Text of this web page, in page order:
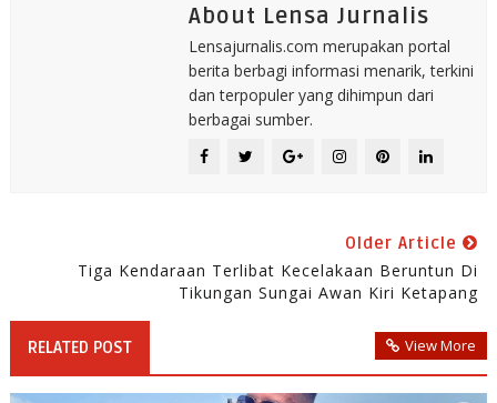
About Lensa Jurnalis
Lensajurnalis.com merupakan portal
berita berbagi informasi menarik, terkini
dan terpopuler yang dihimpun dari
berbagai sumber.
Older Article
Tiga Kendaraan Terlibat Kecelakaan Beruntun Di
Tikungan Sungai Awan Kiri Ketapang
RELATED POST View More